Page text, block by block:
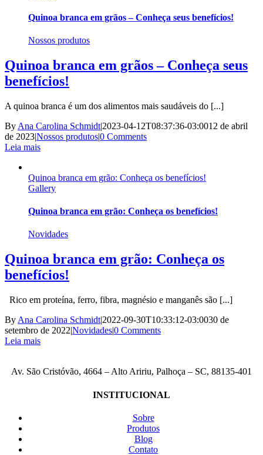
Quinoa branca em grãos – Conheça seus benefícios!
Nossos produtos
Quinoa branca em grãos – Conheça seus
benefícios!
A quinoa branca é um dos alimentos mais saudáveis do [...]
By Ana Carolina Schmidt|2023-04-12T08:37:36-03:0012 de abril
de 2023|Nossos produtos|0 Comments
Leia mais
Quinoa branca em grão: Conheça os benefícios!
Gallery
Quinoa branca em grão: Conheça os benefícios!
Novidades
Quinoa branca em grão: Conheça os
benefícios!
Rico em proteína, ferro, fibra, magnésio e manganês são [...]
By Ana Carolina Schmidt|2022-09-30T10:33:12-03:0030 de
setembro de 2022|Novidades|0 Comments
Leia mais
Av. São Cristóvão, 4664 – Alto Aririu, Palhoça – SC, 88135-401
INSTITUCIONAL
Sobre
Produtos
Blog
Contato